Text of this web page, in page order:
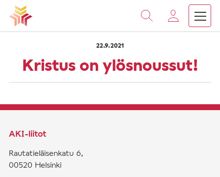
Vieritä
sisältöön
Etusivu Kristus on ylösnoussut!
22.9.2021
Kristus on ylösnoussut!
AKI-liitot
Rautatieläisenkatu 6,
00520 Helsinki